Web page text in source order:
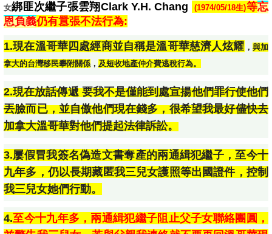
女綁匪次繼子張雲翔Clark Y.H. Chang (1974/05/18生)等忘
恩負義仍有囂張不法行為:
1.現在溫哥華四處經商並自稱是溫哥華慈濟人炫耀 ， 與加
拿大的台灣移民攀附關係 ， 及短收地產仲介費逃稅行為。
2.現在放話傳遞 要我不是僅能到處宣揚他們罪行使他們
丟臉而已，並自傲他們現在錢多，很希望我最好儘快去
加拿大溫哥華對他們提起法律訴訟。
3.屢假冒我簽名偽造文書奪產的兩通緝犯繼子，至今十
九年多，仍以長期藏匿我三兒女護照等出國證件，控制
我三兒女她們行動。
4.至今十九年多，兩通緝犯繼子阻止父子女聯絡團圓，